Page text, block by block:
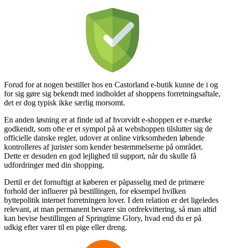
Forud for at nogen bestiller hos en Castorland e-butik kunne de i og
for sig gøre sig bekendt med indholdet af shoppens forretningsaftale,
det er dog typisk ikke særlig morsomt.
En anden løsning er at finde ud af hvorvidt e-shoppen er e-mærke
godkendt, som ofte er et sympol på at webshoppen tilslutter sig de
officielle danske regler, udover at online virksomheden løbende
kontrolleres af jurister som kender bestemmelserne på området.
Dette er desuden en god lejlighed til support, når du skulle få
udfordringer med din shopping.
Dertil er det fornuftigt at køberen er påpasselig med de primære
forhold der influerer på bestillingen, for eksempel hvilken
byttepolitik internet forretningen lover. I den relation er det ligeledes
relevant, at man permanent bevarer sin ordrekvittering, så man altid
kan bevise bestillingen af Springtime Glory, hvad end du er på
udkig efter varer til en pige eller dreng.